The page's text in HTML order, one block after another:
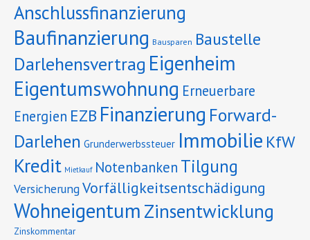
Anschlussfinanzierung
Baufinanzierung Bausparen Baustelle
Darlehensvertrag Eigenheim
Eigentumswohnung Erneuerbare
Energien EZB Finanzierung Forward-
Darlehen Grunderwerbssteuer Immobilie KfW
Kredit Mietkauf Notenbanken Tilgung
VersicherungVorfälligkeitsentschädigung
Wohneigentum Zinsentwicklung
Zinskommentar